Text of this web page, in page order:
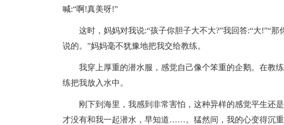
喊:“啊!真美呀!”
这时，妈妈对我说:“孩子你胆子大不大?”我回答:“大!”“
说的。”妈妈毫不犹豫地把我交给教练。
我穿上厚重的潜水服，感觉自己像个笨重的企鹅。在教
练把我放入水中。
刚下到海里，我感到非常害怕，这种异样的感觉平生还
才没有和我一起潜水，早知道……。猛然间，我的心变得沉重